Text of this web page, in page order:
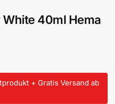
40ml Hema
+ Gratis Versand ab